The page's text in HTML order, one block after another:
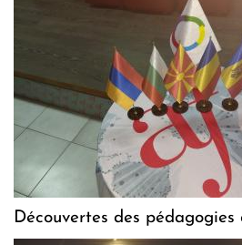
Découvertes des pédagogies